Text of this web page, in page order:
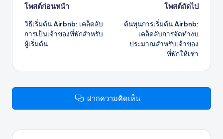
โพสต์
นำทาง
โพสต์ก่อนหน้า
วิธีเริ่มต้น Airbnb: เคล็ดลับ
การเป็นเจ้าของที่พักสำหรับ
ผู้เริ่มต้น
โพสต์ถัดไป
ต้นทุนการเริ่มต้น Airbnb:
เคล็ดลับการจัดทำงบ
ประมาณสำหรับเจ้าของ
ที่พักให้เช่า
ฝากความคิดเห็น